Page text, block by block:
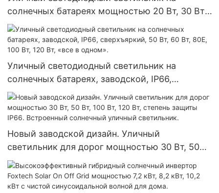
солнечных батареях мощностью 20 Вт, 30 Вт,
40 Вт, 60 Вт, 80 Вт, 100 Вт по заводской
низкой цене.
Уличный светодиодный светильник на
солнечных батареях, заводской, IP66,
сверхъяркий, 50 Вт, 60 Вт, 80E, 100 Вт, 120 Вт,
«все в одном».
Новый заводской дизайн. Уличный
светильник для дорог мощностью 30 Вт, 50
Вт, 100 Вт, 120 Вт, степень защиты IP66.
Встроенный солнечный уличный светильник.